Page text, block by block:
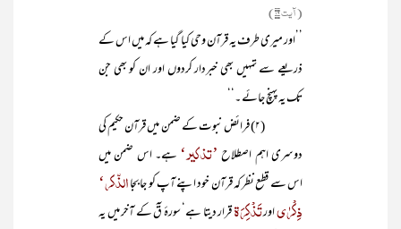
(آیت ۱۹)
’’اور میری طرف یہ قرآن وحی کیا گیا ہے کہ میں اس کے
ذریعے سے تمہیں بھی خبردار کردوں اور ان کو بھی جن
تک یہ پہنچ جائے ۔‘‘
(۲) فرائض نبوت کے ضمن میں قرآن حکیم کی
دوسری اہم اصطلاح’تذکیر‘ ہے۔ اس ضمن میں
اس سے قطع نظر کہ قرآن خود اپنے آپ کو جابجاالذّکر‘
ذِکْرٰیاورتَذْکِرَۃقرار دیتا ہے‘ سورۂ قٓ کے آخر میں یہ